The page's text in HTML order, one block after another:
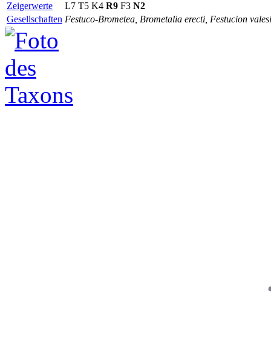
Zeigerwerte
L7 T5 K4 R9 F3 N2
Gesellschaften Festuco-Brometea, Brometalia erecti, Festucion